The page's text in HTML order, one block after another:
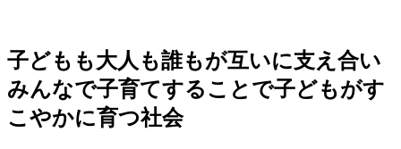
子どもも大人も誰もが互いに支え合い
みんなで子育てすることで子どもがす
こやかに育つ社会